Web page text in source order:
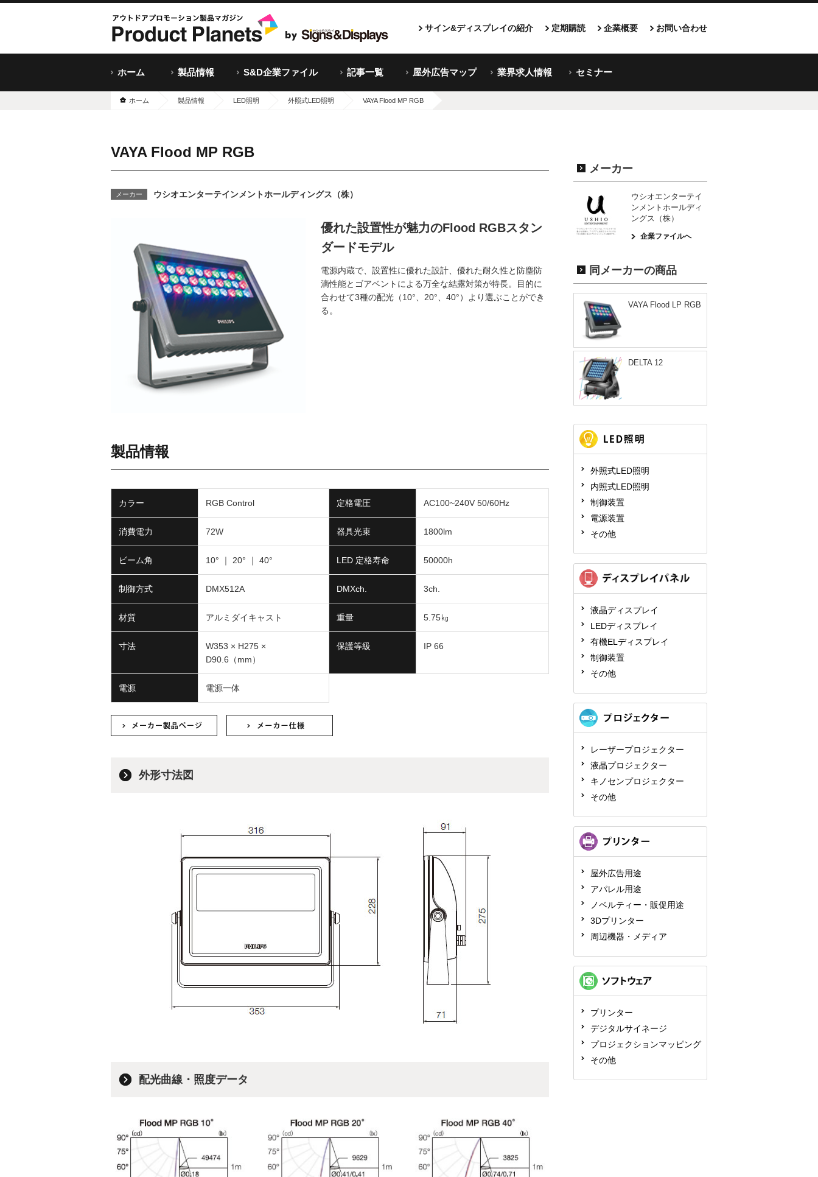
サイン&ディスプレイの紹介 定期購読 企業概要 お問い合わせ
ホーム 製品情報 S&D企業ファイル 記事一覧 屋外広告マップ 業界求人情報 セミナー
ホーム 製品情報 LED照明 外照式LED照明 VAYA Flood MP RGB
VAYA Flood MP RGB
メーカー ウシオエンターテインメントホールディングス（株）
優れた設置性が魅力のFlood RGBスタン
ダードモデル
電源内蔵で、設置性に優れた設計、優れた耐久性と防塵防
滴性能とゴアベントによる万全な結露対策が特長。目的に
合わせて3種の配光（10°、20°、40°）より選ぶことができ
る。
製品情報
カラー RGB Control 定格電圧 AC100~240V 50/60Hz
消費電力 72W 器具光束 1800lm
ビーム角 10° ｜ 20° ｜ 40° LED 定格寿命 50000h
制御方式 DMX512A DMXch. 3ch.
材質 アルミダイキャスト 重量 5.75㎏
寸法
W353 × H275 ×
D90.6（mm）
保護等級 IP 66
電源 電源一体
外形寸法図
配光曲線・照度データ
メーカー
ウシオエンターテイ
ンメントホールディ
ングス（株）
企業ファイルへ
同メーカーの商品
VAYA Flood LP RGB
DELTA 12
外照式LED照明
内照式LED照明
制御装置
電源装置
その他
液晶ディスプレイ
LEDディスプレイ
有機ELディスプレイ
制御装置
その他
レーザープロジェクター
液晶プロジェクター
キノセンプロジェクター
その他
屋外広告用途
アパレル用途
ノベルティー・販促用途
3Dプリンター
周辺機器・メディア
プリンター
デジタルサイネージ
プロジェクションマッピング
その他